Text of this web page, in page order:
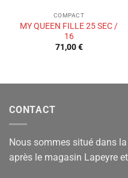
COMPACT
MY QUEEN FILLE 25 SEC /
16
71,00€
CONTACT
Nous sommes situé dans
après le magasin Lapeyre